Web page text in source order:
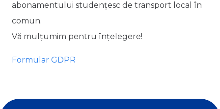
abonamentului studențesc de transport local în
comun.
Vă mulțumim pentru înțelegere!
Formular GDPR